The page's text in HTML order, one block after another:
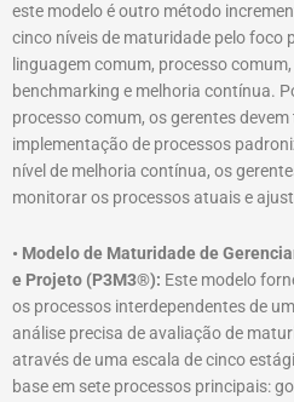
este modelo é outro método
cinco níveis de maturidade pelo foco
linguagem comum, processo
benchmarking e melhoria contínua.
processo comum, os gerentes
implementação de processos
nível de melhoria contínua, os
monitorar os processos atuais e
• Modelo de Maturidade de
e Projeto (P3M3®️): Este modelo
os processos interdependentes de
análise precisa de avaliação de
através de uma escala de cinco
base em sete processos principais: